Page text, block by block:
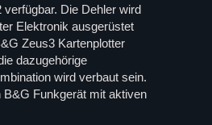
verfügbar. Die Dehler wird
Elektronik ausgerüstet
Zeus3 Kartenplotter
dazugehörige
wird verbaut sein.
Funkgerät mit aktiven